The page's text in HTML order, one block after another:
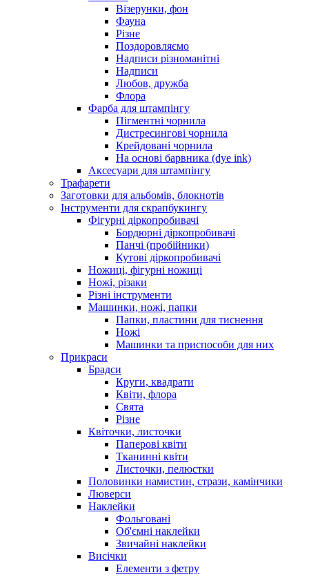
Візерунки, фон
Фауна
Різне
Поздоровляємо
Надписи різноманітні
Надписи
Любов, дружба
Флора
Фарба для штампінгу
Пігментні чорнила
Дистресингові чорнила
Крейдовані чорнила
На основі барвника (dye ink)
Аксесуари для штампінгу
Трафарети
Заготовки для альбомів, блокнотів
Інструменти для скрапбукингу
Фігурні діркопробивачі
Бордюрні діркопробивачі
Панчі (пробійники)
Кутові діркопробивачі
Ножиці, фігурні ножиці
Ножі, різаки
Різні інструменти
Машинки, ножі, папки
Папки, пластини для тиснення
Ножі
Машинки та приспособи для них
Прикраси
Брадси
Круги, квадрати
Квіти, флора
Свята
Різне
Квіточки, листочки
Паперові квіти
Тканинні квіти
Листочки, пелюстки
Половинки намистин, стрази, камінчики
Люверси
Наклейки
Фольговані
Об'ємні наклейки
Звичайні наклейки
Висічки
Елементи з фетру